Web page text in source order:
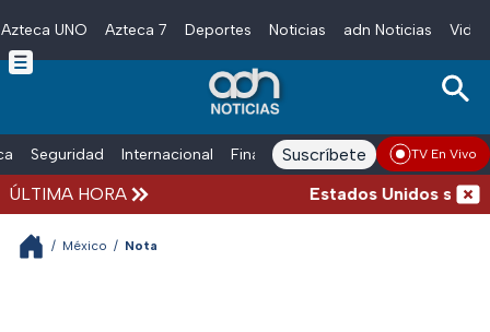
Skip to main content
Azteca UNO Azteca 7 Deportes Noticias adn Noticias
Seguridad Internacional Finanzas adn Noticias Radio
Suscríbete TV En Vivo
ÚLTIMA HORA Estados Unidos
/ México / Nota